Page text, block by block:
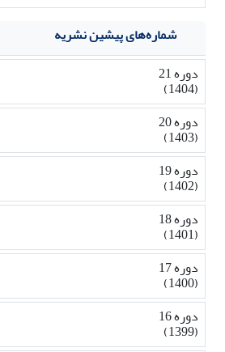
شماره‌های پیشین نشریه
دوره 21
(1404)
دوره 20
(1403)
دوره 19
(1402)
دوره 18
(1401)
دوره 17
(1400)
دوره 16
(1399)